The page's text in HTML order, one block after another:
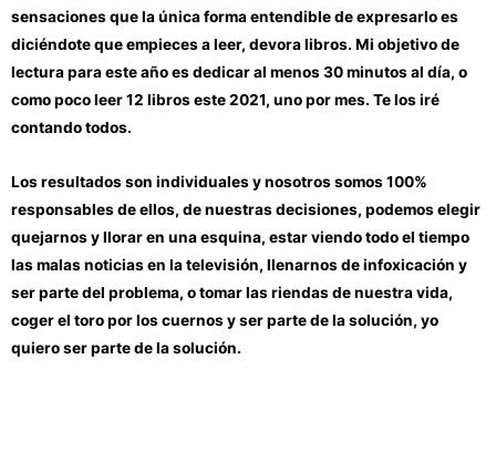
sensaciones que la única forma entendible de expresarlo es
diciéndote que empieces a leer, devora libros. Mi objetivo de
lectura para este año es dedicar al menos 30 minutos al día, o
como poco leer 12 libros este 2021, uno por mes. Te los iré
contando todos.
Los resultados son individuales y nosotros somos 100%
responsables de ellos, de nuestras decisiones, podemos elegir
quejarnos y llorar en una esquina, estar viendo todo el tiempo
las malas noticias en la televisión, llenarnos de infoxicación y
ser parte del problema, o tomar las riendas de nuestra vida,
coger el toro por los cuernos y ser parte de la solución, yo
quiero ser parte de la solución.